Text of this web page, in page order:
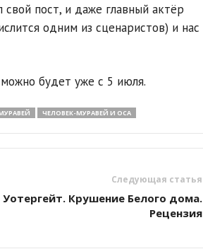
свой пост, и даже главный актёр
одним из сценаристов) и нас
будет уже с 5 июля.
ЧЕЛОВЕК-МУРАВЕЙ И ОСА
Следующая статья
Уотергейт. Крушение Белого дома.
Рецензия